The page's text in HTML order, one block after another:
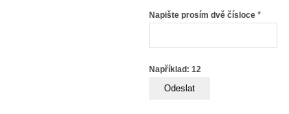
Napište prosím dvě čísloce *
Například: 12